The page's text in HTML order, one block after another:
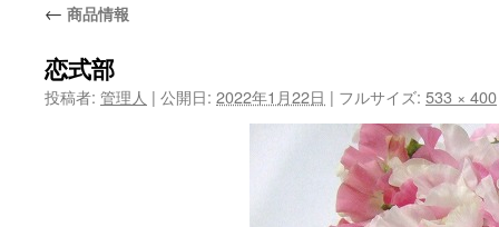
ン
ツ
へ
← 商品情報
恋式部
投稿者: 管理人 | 公開日: 2022年1月22日 | フルサイズ: 533 × 400